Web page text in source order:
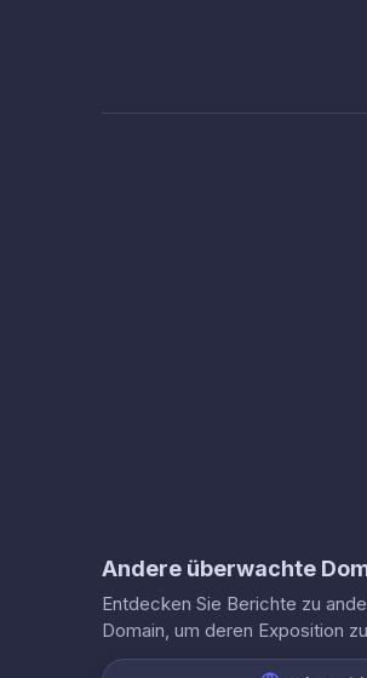
Andere überwachte
Entdecken Sie Berichte zu
Domain, um deren Exposition